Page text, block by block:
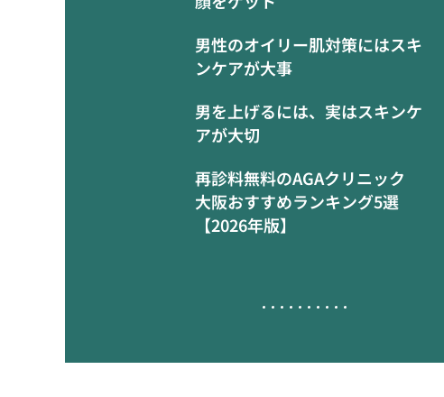
男性のオイリー肌対策にはスキ
ンケアが大事
男を上げるには、実はスキンケ
アが大切
再診料無料のAGAクリニック
大阪おすすめランキング5選
【2026年版】